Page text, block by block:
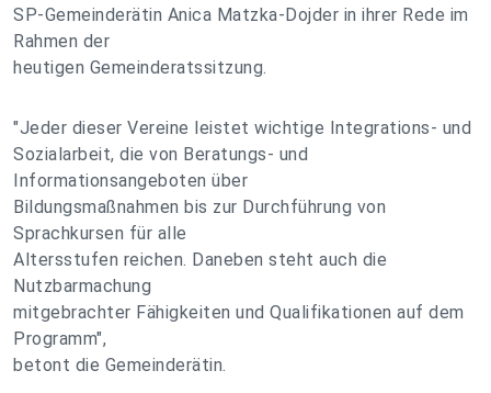
SP-Gemeinderätin Anica Matzka-Dojder in ihrer Rede im
Rahmen der
heutigen Gemeinderatssitzung.
"Jeder dieser Vereine leistet wichtige Integrations- und
Sozialarbeit, die von Beratungs- und
Informationsangeboten über
Bildungsmaßnahmen bis zur Durchführung von
Sprachkursen für alle
Altersstufen reichen. Daneben steht auch die
Nutzbarmachung
mitgebrachter Fähigkeiten und Qualifikationen auf dem
Programm",
betont die Gemeinderätin.